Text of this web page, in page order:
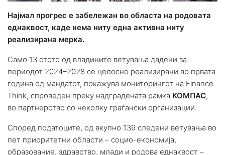
Најмал прогрес е забележан во областа на родовата
еднаквост, каде нема ниту една активна ниту
реализирана мерка.
Само 13 отсто од владините ветувања дадени за
периодот 2024–2028 се целосно реализирани во првата
година од мандатот, покажува мониторингот на Finance
Think, спроведен преку надградената рамка КОМПАС,
во партнерство со неколку граѓански организации.
Според податоците, од вкупно 139 следени ветувања во
пет приоритетни области – социо-економија,
образование, здравство, млади и родова еднаквост –